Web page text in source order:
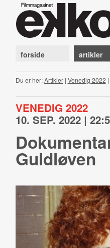
forside artikler
Du er her:Artikler| Venedig 2022 |
VENEDIG 2022
10. SEP. 2022 |
Guldløven